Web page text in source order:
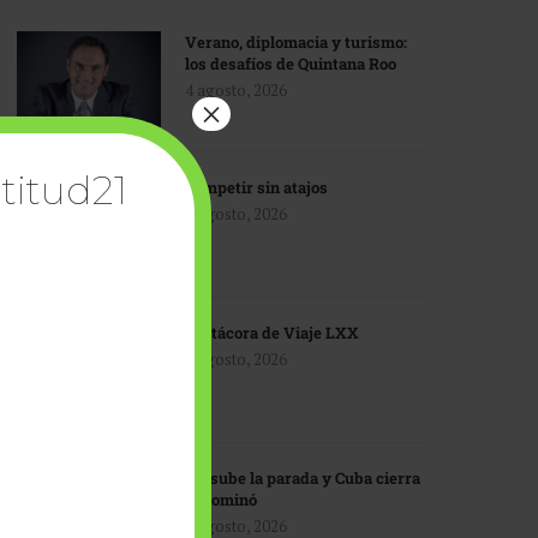
Verano, diplomacia y turismo:
los desafíos de Quintana Roo
4 agosto, 2026
Competir sin atajos
4 agosto, 2026
Bitácora de Viaje LXX
3 agosto, 2026
EU sube la parada y Cuba cierra
el dominó
3 agosto, 2026
×